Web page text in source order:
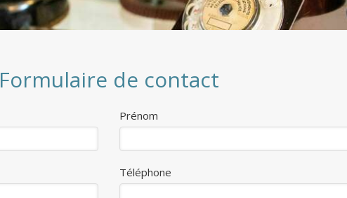
Formulaire de contact
Prénom
Téléphone